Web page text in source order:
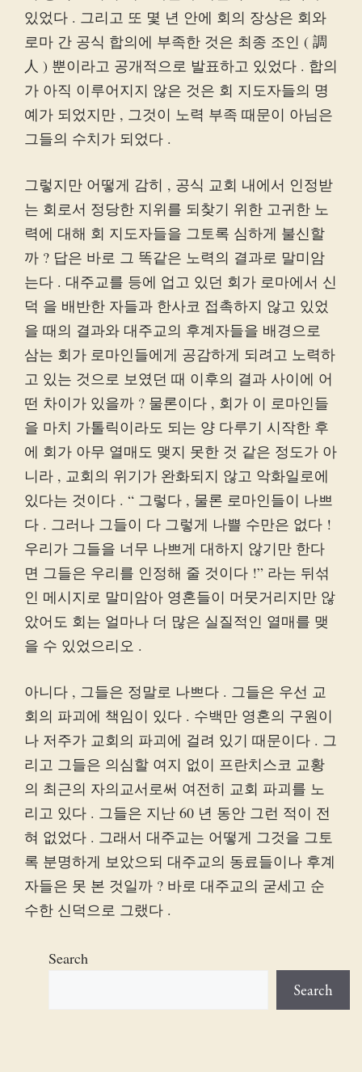
있었다 . 그리고 또 몇 년 안에 회의 장상은 회와
로마 간 공식 합의에 부족한 것은 최종 조인 ( 調
人 ) 뿐이라고 공개적으로 발표하고 있었다 . 합의
가 아직 이루어지지 않은 것은 회 지도자들의 명
예가 되었지만 , 그것이 노력 부족 때문이 아님은
그들의 수치가 되었다 .
그렇지만 어떻게 감히 , 공식 교회 내에서 인정받
는 회로서 정당한 지위를 되찾기 위한 고귀한 노
력에 대해 회 지도자들을 그토록 심하게 불신할
까 ? 답은 바로 그 똑같은 노력의 결과로 말미암
는다 . 대주교를 등에 업고 있던 회가 로마에서 신
덕 을 배반한 자들과 한사코 접촉하지 않고 있었
을 때의 결과와 대주교의 후계자들을 배경으로
삼는 회가 로마인들에게 공감하게 되려고 노력하
고 있는 것으로 보였던 때 이후의 결과 사이에 어
떤 차이가 있을까 ? 물론이다 , 회가 이 로마인들
을 마치 가톨릭이라도 되는 양 다루기 시작한 후
에 회가 아무 열매도 맺지 못한 것 같은 정도가 아
니라 , 교회의 위기가 완화되지 않고 악화일로에
있다는 것이다 . “ 그렇다 , 물론 로마인들이 나쁘
다 . 그러나 그들이 다 그렇게 나쁠 수만은 없다 !
우리가 그들을 너무 나쁘게 대하지 않기만 한다
면 그들은 우리를 인정해 줄 것이다 !” 라는 뒤섞
인 메시지로 말미암아 영혼들이 머뭇거리지만 않
았어도 회는 얼마나 더 많은 실질적인 열매를 맺
을 수 있었으리오 .
아니다 , 그들은 정말로 나쁘다 . 그들은 우선 교
회의 파괴에 책임이 있다 . 수백만 영혼의 구원이
나 저주가 교회의 파괴에 걸려 있기 때문이다 . 그
리고 그들은 의심할 여지 없이 프란치스코 교황
의 최근의 자의교서로써 여전히 교회 파괴를 노
리고 있다 . 그들은 지난 60 년 동안 그런 적이 전
혀 없었다 . 그래서 대주교는 어떻게 그것을 그토
록 분명하게 보았으되 대주교의 동료들이나 후계
자들은 못 본 것일까 ? 바로 대주교의 굳세고 순
수한 신덕으로 그랬다 .
Search
Search